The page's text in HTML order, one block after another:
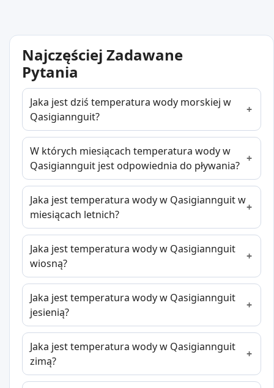
Najczęściej Zadawane
Pytania
Jaka jest dziś temperatura wody morskiej w
Qasigiannguit?
W których miesiącach temperatura wody w
Qasigiannguit jest odpowiednia do pływania?
Jaka jest temperatura wody w Qasigiannguit w
miesiącach letnich?
Jaka jest temperatura wody w Qasigiannguit
wiosną?
Jaka jest temperatura wody w Qasigiannguit
jesienią?
Jaka jest temperatura wody w Qasigiannguit
zimą?